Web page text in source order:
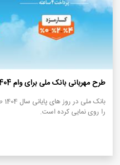
طرح مهربانی بانک ملی برای وام 1404
را روی نمایی کرده است.